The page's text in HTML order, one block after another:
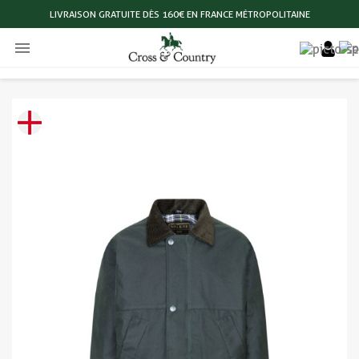
LIVRAISON GRATUITE DÈS 160€ EN FRANCE MÉTROPOLITAINE
